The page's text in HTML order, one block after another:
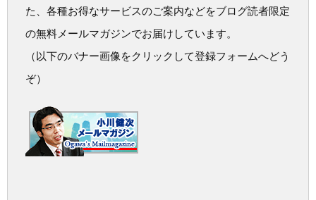
た、各種お得なサービスのご案内などをブログ読者限定
の無料メールマガジンでお届けしています。
（以下のバナー画像をクリックして登録フォームへどう
ぞ）